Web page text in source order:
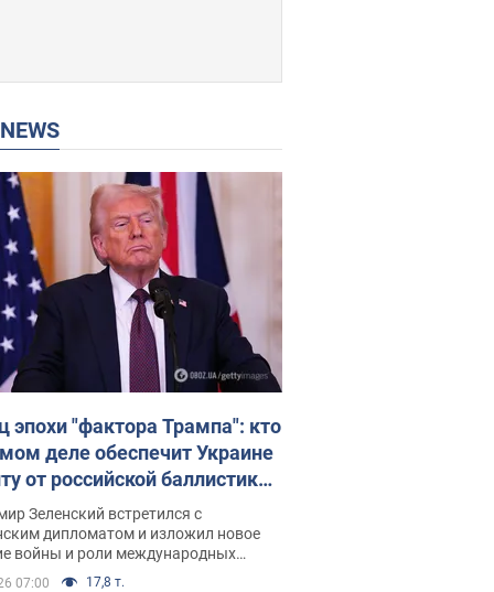
NEWS
эпохи "фактора Трампа": кто
деле обеспечит Украине
от российской баллистики.
с Безсмертным
Зеленский встретился с
дипломатом и изложил новое
войны и роли международных
в борьбе с Россией
07:00 17,8 т.